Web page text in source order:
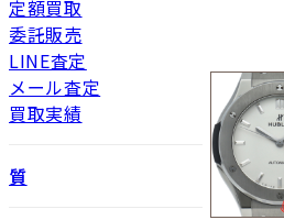
定額買取
委託販売
LINE査定
メール査定
買取実績
質